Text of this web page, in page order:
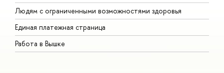
Людям с ограниченными возможностями здоровья
Единая платежная страница
Работа в Вышке